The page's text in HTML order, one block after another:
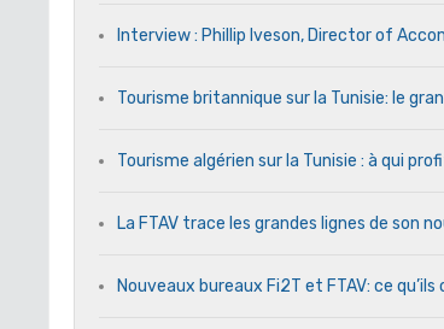
Interview : Phillip Iveson, Director of
Tourisme britannique sur la Tunisie: le
Tourisme algérien sur la Tunisie : à qui
La FTAV trace les grandes lignes de son
Nouveaux bureaux Fi2T et FTAV: ce